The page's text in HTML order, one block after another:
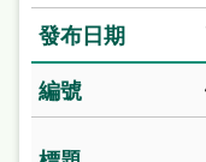
常
見
問